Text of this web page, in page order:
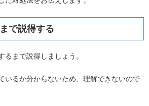
で説得する
るまで説得しましょう。
いるか分からないため、理解できないので